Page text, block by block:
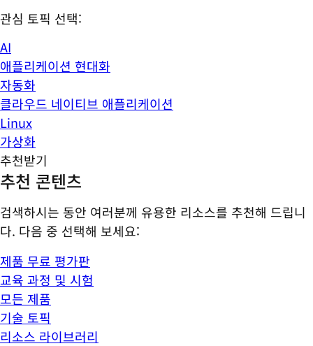
관심 토픽 선택:
AI
애플리케이션 현대화
자동화
클라우드 네이티브 애플리케이션
Linux
가상화
추천받기
추천 콘텐츠
검색하시는 동안 여러분께 유용한 리소스를 추천해 드립니
다. 다음 중 선택해 보세요:
제품 무료 평가판
교육 과정 및 시험
모든 제품
기술 토픽
리소스 라이브러리